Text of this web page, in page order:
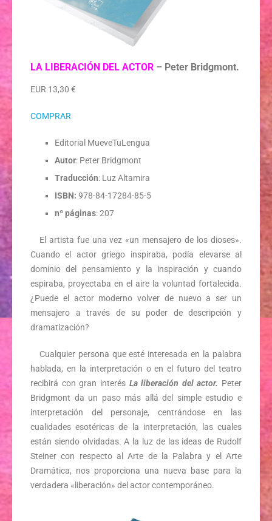
LA LIBERACIÓN DEL ACTOR – Peter Bridgmont.
EUR 13,30 €
COMPRAR
Editorial MueveTuLengua
Autor: Peter Bridgmont
Traducción: Luz Altamira
ISBN: 978-84-17284-85-5
nº páginas: 207
El artista fue una vez «un mensajero de los dioses».
Cuando el actor griego inspiraba, podía elevarse al
dominio del pensamiento y la inspiración y cuando
espiraba, proyectaba en el aire la voluntad fortalecida.
¿Puede el actor moderno volver de nuevo a ser un
mensajero a través de su poder de descripción y
dramatización?
Cualquier persona que esté interesada en la palabra
hablada, en la interpretación o en el futuro del teatro
recibirá con gran interés La liberación del actor. Peter
Bridgmont da un paso más allá del simple estudio e
interpretación del personaje, centrándose en las
cualidades esotéricas de la interpretación, las cuales
están siendo olvidadas. A la luz de las ideas de Rudolf
Steiner con respecto al Arte de la Palabra y el Arte
Dramática, nos proporciona una nueva base para la
verdadera «liberación» del actor contemporáneo.